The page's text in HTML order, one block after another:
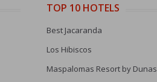
TOP 10 HOTELS
Best Jacaranda
Los Hibiscos
Maspalomas Resort by Dunas